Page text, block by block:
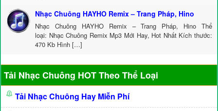
Nhạc Chuông HAYHO Remix – Trang Pháp, Hino
Nhạc Chuông HAYHO Remix – Trang Pháp, Hino Thể
loại: Nhạc Chuông Remix Mp3 Mới Hay, Hot Nhất Kích thước:
470 Kb Hình […]
Tải Nhạc Chuông HOT Theo Thể Loại
Tải Nhạc Chuông Hay Miễn Phí